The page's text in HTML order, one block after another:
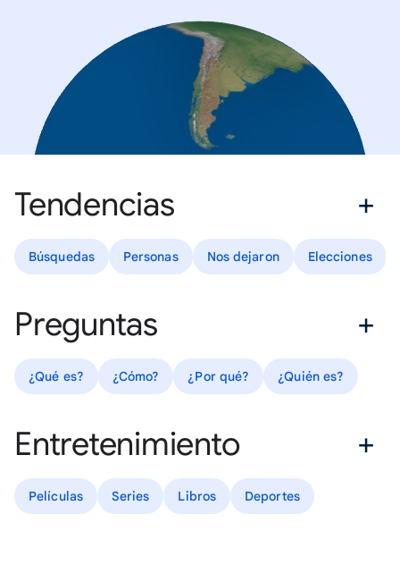
Tendencias
Búsquedas Personas Nos dejaron Elecciones
Preguntas
¿Qué es? ¿Cómo? ¿Por qué? ¿Quién es?
Entretenimiento
Películas Series Libros Deportes